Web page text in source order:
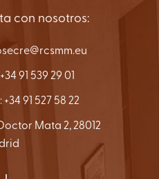
con nosotros:
+34 91 539 29 01
+34 91 527 58 22
Mata 2, 28012